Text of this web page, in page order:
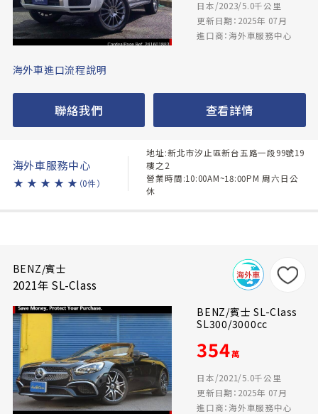
日本/2023/5.0千公里
更新日期：2025年 07月
進口商：海外車服務中心
海外車進口流程說明
聯絡我們 查看詳情
海外車服務中心
★ ★ ★ ★ ★ （0件）
地址:新北市汐止區新台五路一段99號19
樓之2
營業時間:10:00AM~18:00PM 周六日公
休
BENZ/賓士
2021年 SL-Class
BENZ/賓士 SL-Class
SL300/3000cc
354萬
日本/2021/5.0千公里
更新日期：2025年 07月
進口商：海外車服務中心